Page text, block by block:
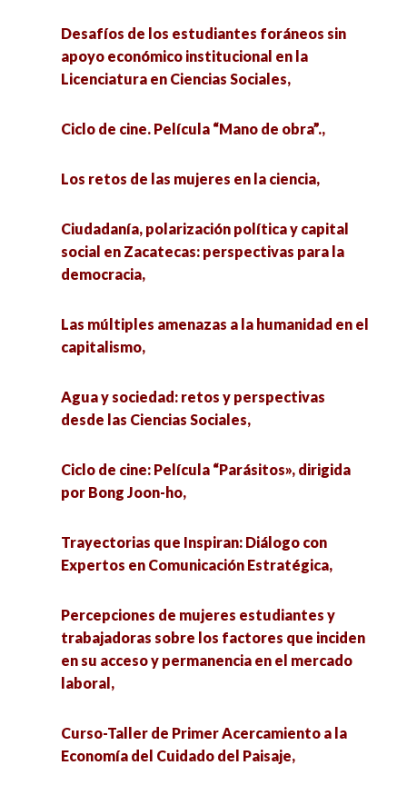
Discriminación a las Poblaciones LGBTTTIQ+ en
el ámbito universitario. El caso de la FCPyS,
Vinculación comunitaria e interculturalidad
Universidades Interculturales,
Pensar y Soñar: Estrategias de legitimación y
liderazgo en el discurso inaugural de Claudia
Sheinbaum,
Educación para el futuro: hacia modelos
innovadores y sostenibles,
Regulación cognitiva: ¿Qué es y para qué en el
posgrado de ciencias?,
Revista Península y su dosier “Gobernanza en
Yucatán: miradas sectoriales”,
Enfoques teóricos en el análisis territorial,
Extractivismo urbano y los cuerpos-territorio
ante la agroindustria,
Educación inclusiva y acceso al aprendizaje
El impacto de la tecnología digital en la
Extractivismo urbano y los cuerpos-territorio
Democracia, ciudadanías y polarización:
perspectivas sociopolíticas actuales,
Ciudadanía, polarización política y capital social
en Zacatecas: perspectivas para la democracia,
Las múltiples amenazas a la humanidad en el
Ciclo de cine: Película “Sueño en otro idioma”,
Ciclo de cine: Película “Parásitos», dirigida por
Bong Joon-ho,
Regulación cognitiva: ¿Qué es y para qué en el
posgrado de ciencias?,
Trayectorias que Inspiran: Diálogo con Expertos
Percepciones de mujeres estudiantes y
Desafíos de los estudiantes foráneos sin
apoyo económico institucional en la
Licenciatura en Ciencias Sociales,
Ciclo de cine. Película “Mano de obra”.,
Los retos de las mujeres en la ciencia,
Ciudadanía, polarización política y capital
social en Zacatecas: perspectivas para la
democracia,
Las múltiples amenazas a la humanidad en el
capitalismo,
Agua y sociedad: retos y perspectivas
desde las Ciencias Sociales,
Ciclo de cine: Película “Parásitos», dirigida
por Bong Joon-ho,
Trayectorias que Inspiran: Diálogo con
Expertos en Comunicación Estratégica,
Percepciones de mujeres estudiantes y
trabajadoras sobre los factores que inciden
en su acceso y permanencia en el mercado
laboral,
Curso-Taller de Primer Acercamiento a la
Economía del Cuidado del Paisaje,